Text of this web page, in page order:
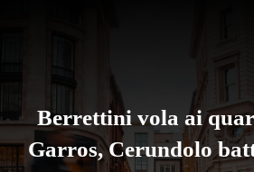
Berrettini vola ai
Garros, Cerundolo